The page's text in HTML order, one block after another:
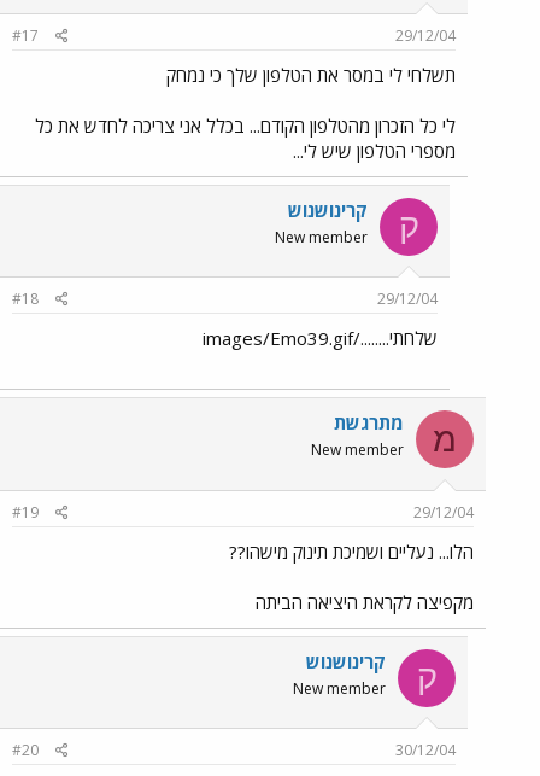
29/12/04
#17
תשלחי לי במסר את הטלפון שלך כי נמחק
לי כל הזכרון מהטלפון הקודם... בכלל אני צריכה לחדש את כל
מספרי הטלפון שיש לי...
ק קרינושנוש
New member
29/12/04
#18
שלחתי......../images/Emo39.gif
מ מתרגשת
New member
29/12/04
#19
הלו... נעליים ושמיכת תינוק מישהו??
מקפיצה לקראת היציאה הביתה
ק קרינושנוש
New member
30/12/04
#20